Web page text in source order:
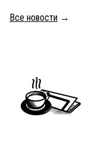
Все новости →